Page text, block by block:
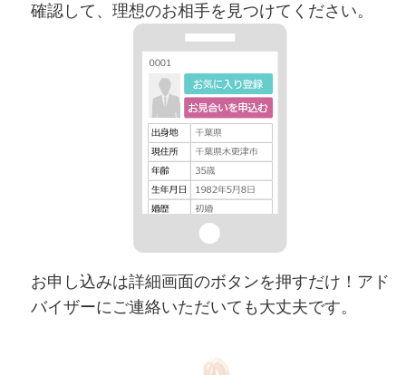
確認して、理想のお相手を見つけてください。
お申し込みは詳細画面のボタンを押すだけ！アド
バイザーにご連絡いただいても大丈夫です。